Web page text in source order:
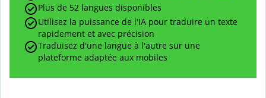
Plus de 52 langues disponibles
Utilisez la puissance de l'IA pour traduire un texte
rapidement et avec précision
Traduisez d'une langue à l'autre sur une
plateforme adaptée aux mobiles